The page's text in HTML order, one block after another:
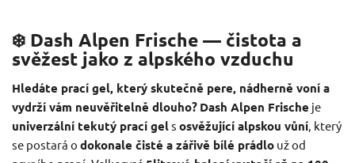
❄️ Dash Alpen Frische — čistota a
svěžest jako z alpského vzduchu
Hledáte prací gel, který skutečně pere, nádherně voní a
vydrží vám neuvěřitelně dlouho? Dash Alpen Frische je
univerzální tekutý prací gels osvěžující alpskou vůní, který
se postará o dokonale čisté a zářivě bílé prádlo už od